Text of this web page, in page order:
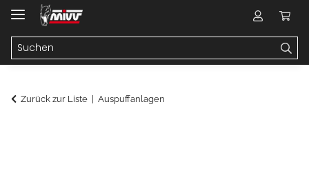
Zurück zur Liste Auspuffanlagen